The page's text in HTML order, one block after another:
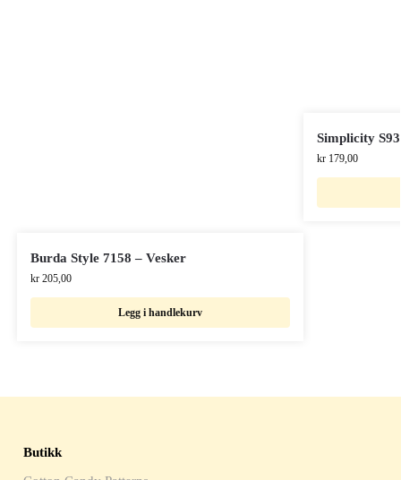
Burda Style 7158 – Vesker
kr205,00
Legg i handlekurv
Simplicity
kr179,00
Butikk